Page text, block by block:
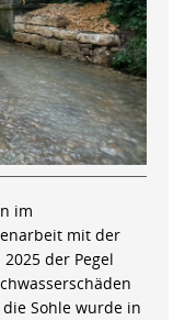
im
mit der
der Pegel
Sohle wurde in